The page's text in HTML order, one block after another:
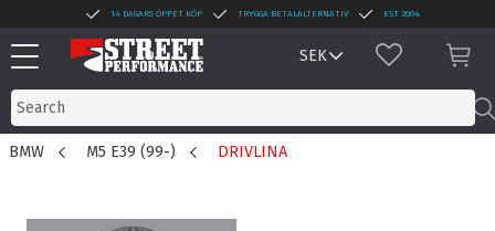
Menu
14 DAGARS ÖPPET KÖP TRYGGA BETALALTERNATIV EST 2004
FAVORITES
BMW M5 E39 (99-) DRIVLINA